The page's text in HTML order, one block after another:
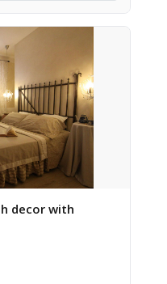
decor with